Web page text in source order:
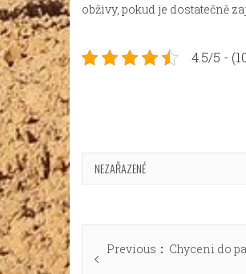
obživy, pokud je dostatečně
4.5/5 -
NEZAŘAZENÉ
Navigace
proPrevious
Previous
Chyceni do